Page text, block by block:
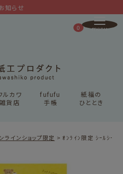
らせ
ルカワ
雑貨店
fufufu
手帳
紙福の
ひととき
0
ラインショップ限定 ｵﾝﾗｲﾝ限定 ｼｰﾙｼｰﾄ